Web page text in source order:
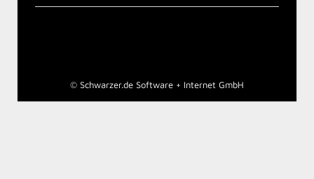
© Schwarzer.de Software + Internet GmbH